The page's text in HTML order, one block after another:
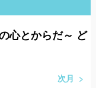
心とからだ～ ど
次月